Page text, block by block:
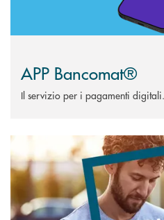
APP Bancomat®
Il servizio per i pagamenti digitali.
Scopri di più Prenotabanca